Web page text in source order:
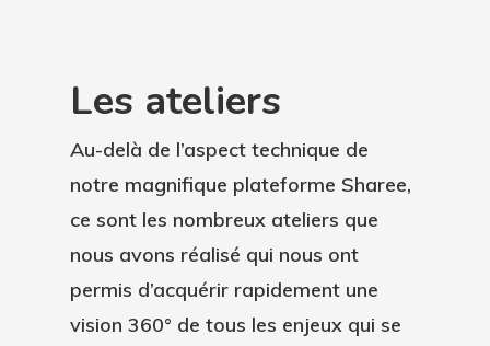
Les ateliers
Au-delà de l’aspect technique de
notre magnifique plateforme Sharee,
ce sont les nombreux ateliers que
nous avons réalisé qui nous ont
permis d’acquérir rapidement une
vision 360° de tous les enjeux qui se